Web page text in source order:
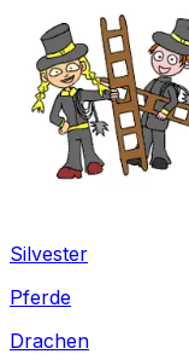
Silvester
Pferde
Drachen